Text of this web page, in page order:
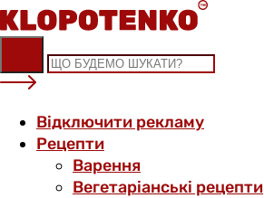
Skip
to
content
Відключити рекламу
Рецепти
Варення
Вегетаріанські рецепти